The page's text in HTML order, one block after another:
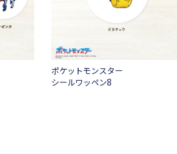
ポケットモンスター
シールワッペン8